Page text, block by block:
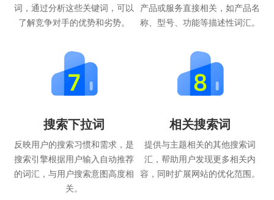
词，通过分析这些关键词，可以
了解竞争对手的优势和劣势。
产品或服务直接相关，如产品名
称、型号、功能等描述性词汇。
搜索下拉词
反映用户的搜索习惯和需求，是
搜索引擎根据用户输入自动推荐
的词汇，与用户搜索意图高度相
关。
相关搜索词
提供与主题相关的其他搜索词
汇，帮助用户发现更多相关内
容，同时扩展网站的优化范围。